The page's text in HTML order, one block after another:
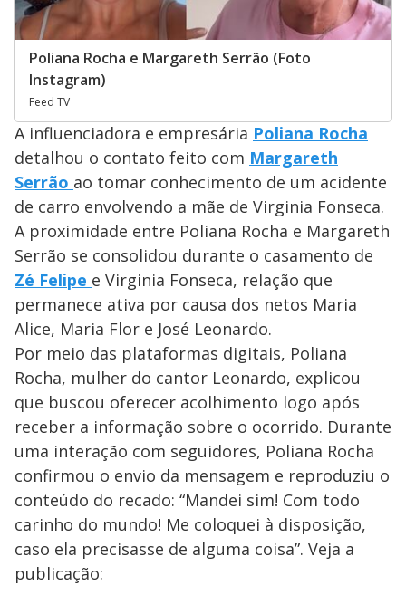
Poliana Rocha e Margareth Serrão (Foto
Instagram)
Feed TV
A influenciadora e empresária Poliana Rocha
detalhou o contato feito com Margareth
Serrão ao tomar conhecimento de um acidente
de carro envolvendo a mãe de Virginia Fonseca.
A proximidade entre Poliana Rocha e Margareth
Serrão se consolidou durante o casamento de
Zé Felipe e Virginia Fonseca, relação que
permanece ativa por causa dos netos Maria
Alice, Maria Flor e José Leonardo.
Por meio das plataformas digitais, Poliana
Rocha, mulher do cantor Leonardo, explicou
que buscou oferecer acolhimento logo após
receber a informação sobre o ocorrido. Durante
uma interação com seguidores, Poliana Rocha
confirmou o envio da mensagem e reproduziu o
conteúdo do recado: “Mandei sim! Com todo
carinho do mundo! Me coloquei à disposição,
caso ela precisasse de alguma coisa”. Veja a
publicação: